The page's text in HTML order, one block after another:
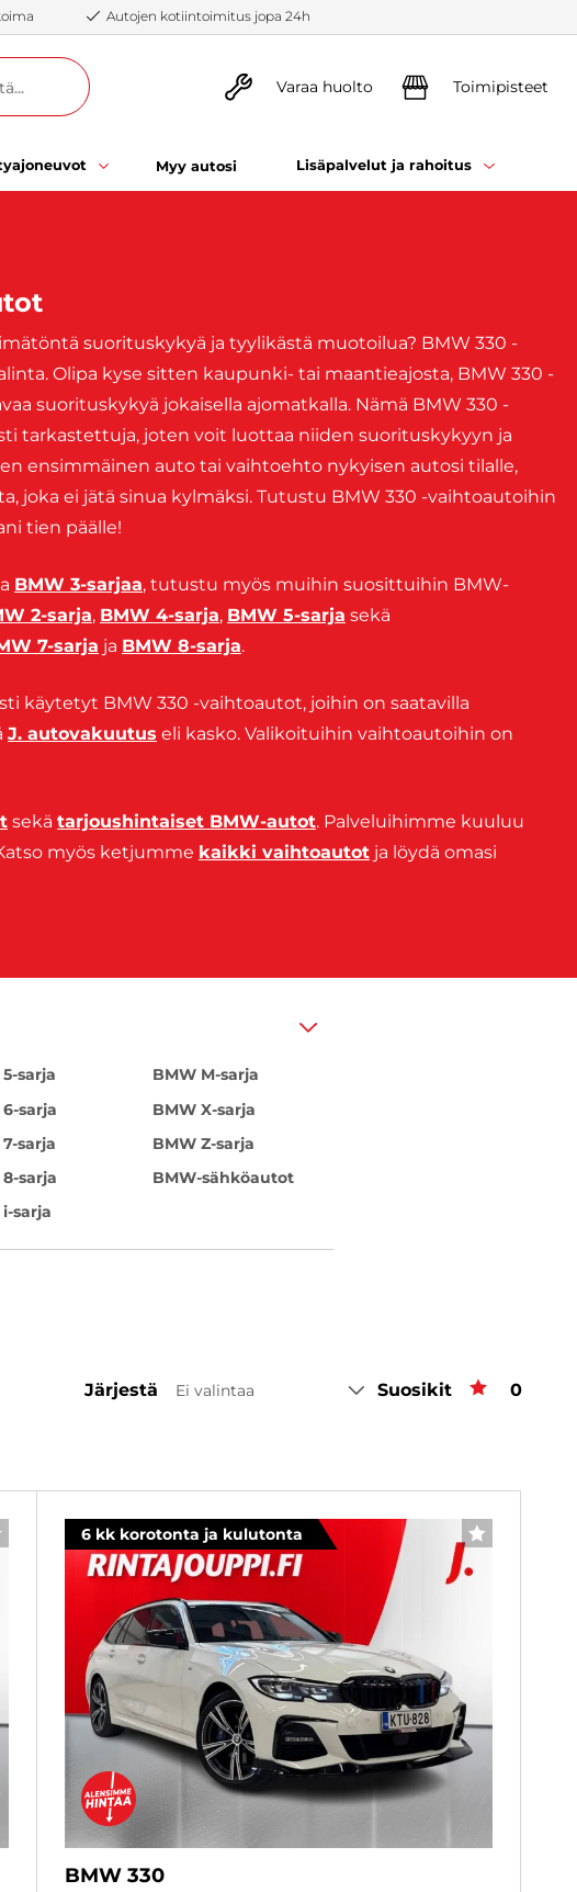
Autojen kotiintoimitus jopa 24h
Varaa huolto Toimipisteet
Myy autosi Lisäpalvelut ja rahoitus
suorituskykyä ja tyylikästä muotoilua? BMW 330 -
Olipa kyse sitten kaupunki- tai maantieajosta, BMW 330 -
suorituskykyä jokaisella ajomatkalla. Nämä BMW 330 -
tarkastettuja, joten voit luottaa niiden suorituskykyyn ja
ensimmäinen auto tai vaihtoehto nykyisen autosi tilalle,
joka ei jätä sinua kylmäksi. Tutustu BMW 330 -vaihtoautoihin
tien päälle!
BMW 3-sarjaa, tutustu myös muihin suosittuihin BMW-
2-sarja, BMW 4-sarja, BMW 5-sarja sekä
7-sarja ja BMW 8-sarja.
käytetyt BMW 330 -vaihtoautot, joihin on saatavilla
J. autovakuutus eli kasko. Valikoituihin vaihtoautoihin on
sekä tarjoushintaiset BMW-autot. Palveluihimme kuuluu
myös ketjumme kaikki vaihtoautot ja löydä omasi
sarja
sarja
sarja
sarja
sarja
BMW M-sarja
BMW X-sarja
BMW Z-sarja
BMW-sähköautot
Järjestä Ei valintaa Suosikit 0
6 kk korotonta ja kulutonta SUOSIKKI
BMW 330